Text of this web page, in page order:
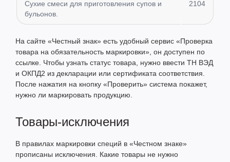
Сухие смеси для приготовления супов и
бульонов.
2104
На сайте «Честный знак» есть удобный сервис «Проверка
товара на обязательность маркировки», он доступен по
ссылке. Чтобы узнать статус товара, нужно ввести ТН ВЭД
и ОКПД2 из декларации или сертификата соответствия.
После нажатия на кнопку «Проверить» система покажет,
нужно ли маркировать продукцию.
Товары-исключения
В правилах маркировки специй в «Честном знаке»
прописаны исключения. Какие товары не нужно